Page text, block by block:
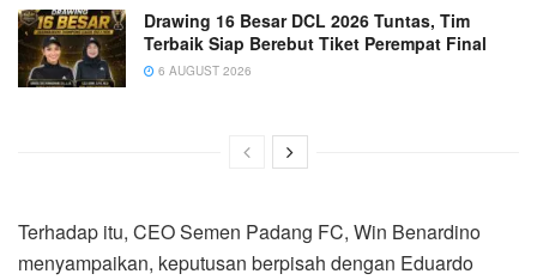
Drawing 16 Besar DCL 2026 Tuntas, Tim
Terbaik Siap Berebut Tiket Perempat Final
6 AUGUST 2026
Terhadap itu, CEO Semen Padang FC, Win Benardino
menyampaikan, keputusan berpisah dengan Eduardo